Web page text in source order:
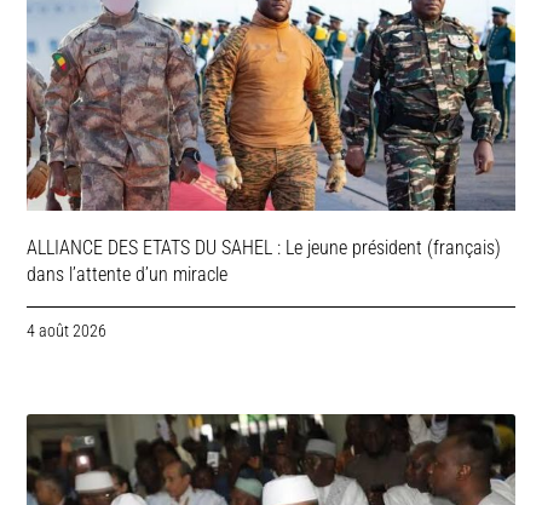
ALLIANCE DES ETATS DU SAHEL : Le jeune président (français)
dans l’attente d’un miracle
4 août 2026